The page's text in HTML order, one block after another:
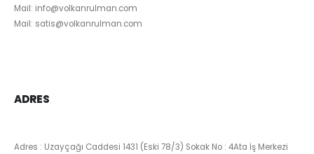
Mail: info@volkanrulman.com
Mail: satis@volkanrulman.com
ADRES
Adres : Uzayçağı Caddesi 1431 (Eski 78/3) Sokak No : 4Ata İş Merkezi